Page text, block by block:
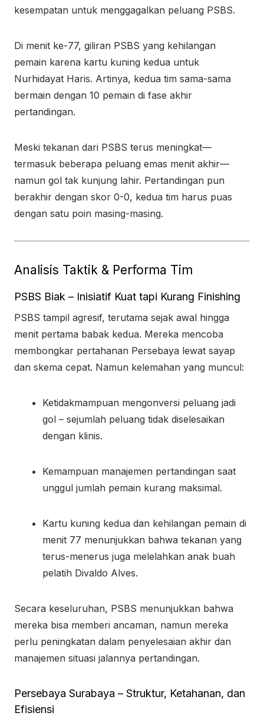
kesempatan untuk menggagalkan peluang PSBS.
Di menit ke-77, giliran PSBS yang kehilangan
pemain karena kartu kuning kedua untuk
Nurhidayat Haris. Artinya, kedua tim sama-sama
bermain dengan 10 pemain di fase akhir
pertandingan.
Meski tekanan dari PSBS terus meningkat—
termasuk beberapa peluang emas menit akhir—
namun gol tak kunjung lahir. Pertandingan pun
berakhir dengan skor 0-0, kedua tim harus puas
dengan satu poin masing-masing.
Analisis Taktik & Performa Tim
PSBS Biak – Inisiatif Kuat tapi Kurang Finishing
PSBS tampil agresif, terutama sejak awal hingga
menit pertama babak kedua. Mereka mencoba
membongkar pertahanan Persebaya lewat sayap
dan skema cepat. Namun kelemahan yang muncul:
Ketidakmampuan mengonversi peluang jadi
gol – sejumlah peluang tidak diselesaikan
dengan klinis.
Kemampuan manajemen pertandingan saat
unggul jumlah pemain kurang maksimal.
Kartu kuning kedua dan kehilangan pemain di
menit 77 menunjukkan bahwa tekanan yang
terus-menerus juga melelahkan anak buah
pelatih Divaldo Alves.
Secara keseluruhan, PSBS menunjukkan bahwa
mereka bisa memberi ancaman, namun mereka
perlu peningkatan dalam penyelesaian akhir dan
manajemen situasi jalannya pertandingan.
Persebaya Surabaya – Struktur, Ketahanan, dan
Efisiensi